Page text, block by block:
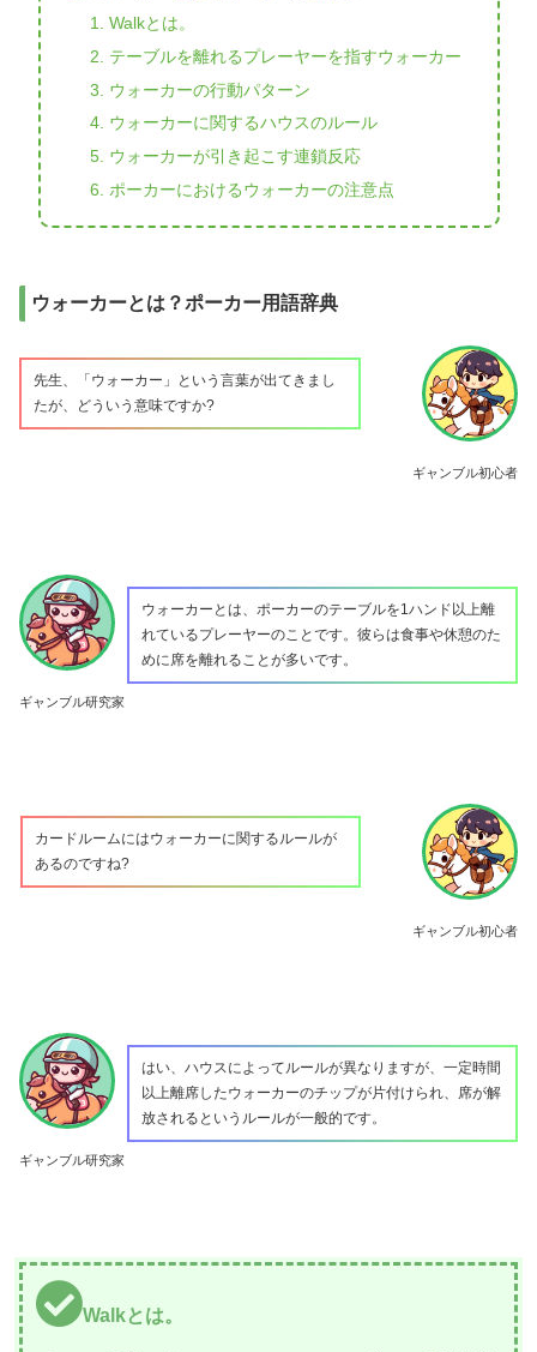
Walkとは。
テーブルを離れるプレーヤーを指すウォーカー
ウォーカーの行動パターン
ウォーカーに関するハウスのルール
ウォーカーが引き起こす連鎖反応
ポーカーにおけるウォーカーの注意点
ウォーカーとは？ポーカー用語辞典
ギャンブル初心者
先生、「ウォーカー」という言葉が出てきまし
たが、どういう意味ですか?
ギャンブル研究家
ウォーカーとは、ポーカーのテーブルを1ハンド以上離
れているプレーヤーのことです。彼らは食事や休憩のた
めに席を離れることが多いです。
ギャンブル初心者
カードルームにはウォーカーに関するルールが
あるのですね?
ギャンブル研究家
はい、ハウスによってルールが異なりますが、一定時間
以上離席したウォーカーのチップが片付けられ、席が解
放されるというルールが一般的です。
Walkとは。